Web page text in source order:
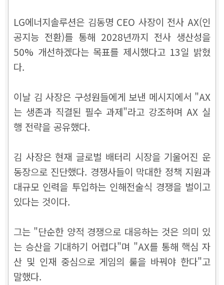
LG에너지솔루션은 김동명 CEO 사장이 전사 AX(인
공지능 전환)를 통해 2028년까지 전사 생산성을
50% 개선하겠다는 목표를 제시했다고 13일 밝혔
다.
이날 김 사장은 구성원들에게 보낸 메시지에서 "AX
는 생존과 직결된 필수 과제"라고 강조하며 AX 실
행 전략을 공유했다.
김 사장은 현재 글로벌 배터리 시장을 기울어진 운
동장으로 진단했다. 경쟁사들이 막대한 정책 지원과
대규모 인력을 투입하는 인해전술식 경쟁을 벌이고
있다는 것이다.
그는 "단순한 양적 경쟁으로 대응하는 것은 의미 있
는 승산을 기대하기 어렵다"며 "AX를 통해 핵심 자
산 및 인재 중심으로 게임의 룰을 바꿔야 한다"고
말했다.